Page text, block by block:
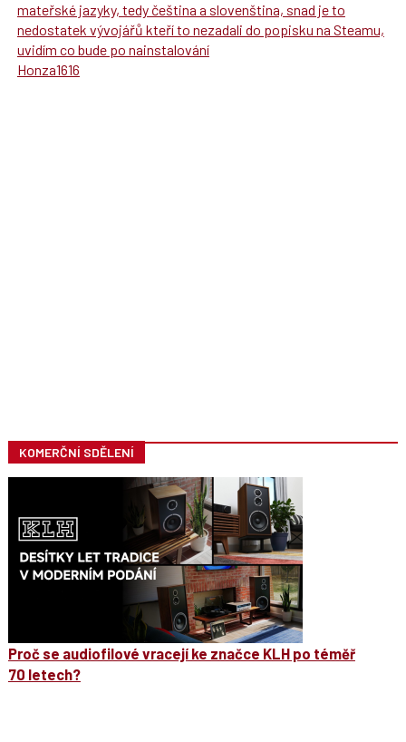
mateřské jazyky, tedy čeština a slovenština, snad je to
nedostatek vývojářů kteří to nezadali do popisku na Steamu,
uvidím co bude po nainstalování
Honza1616
KOMERČNÍ SDĚLENÍ
Proč se audiofilové vracejí ke značce KLH po téměř
70 letech?